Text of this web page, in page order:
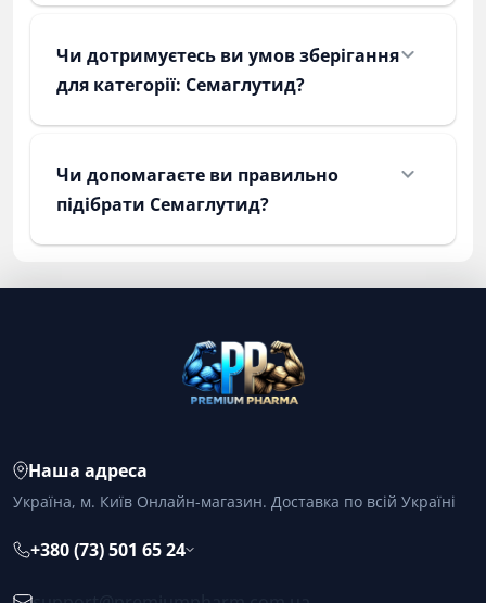
Чи дотримуєтесь ви умов зберігання
для категорії: Семаглутид?
Чи допомагаєте ви правильно
підібрати Семаглутид?
Наша адреса
Україна, м. Київ Онлайн-магазин. Доставка по всій Україні
+380 (73) 501 65 24